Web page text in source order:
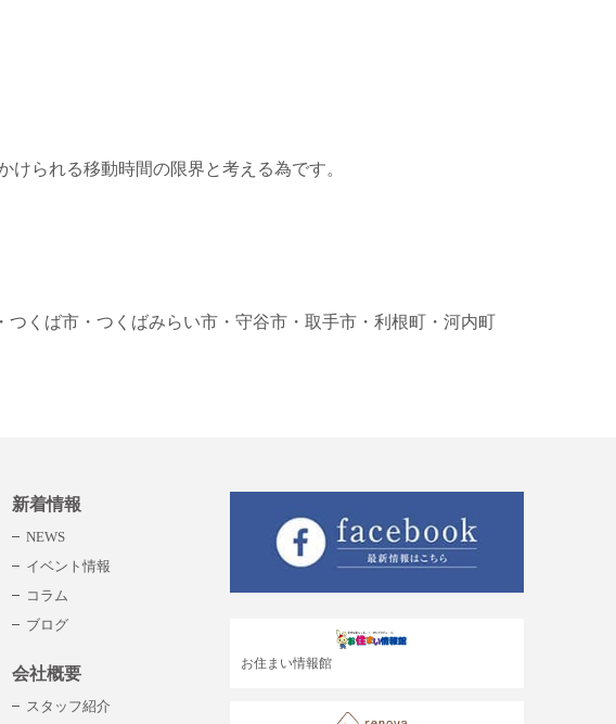
られる移動時間の限界と考える為です。
・つくば市 ・つくばみらい市 ・守谷市 ・取手市 ・利根町 ・河内町
新着情報
NEWS
イベント情報
コラム
ブログ
会社概要
スタッフ紹介
お住まい情報館